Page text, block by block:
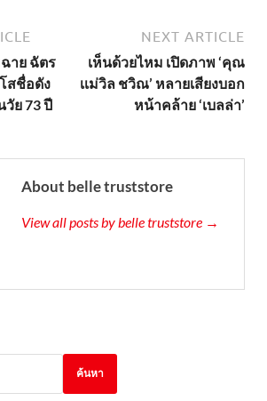
าย ฉัตร
สชื่อดัง
วัย 73 ปี
NEXT ARTICLE
เห็นด้วยไหม เปิดภาพ ‘คุณ
เเม่วิล ชวิณ’ หลายเสียงบอก
หน้าคล้าย ‘เบลล่า’
About belle truststore
View all posts by belle truststore →
ค้นหา